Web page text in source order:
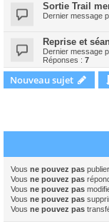
Sortie Trail
Dernier message
Reprise et
Dernier message
Réponses : 7
Nouveau sujet
Vous ne pouvez pas
Vous ne pouvez pas
Vous ne pouvez pas
Vous ne pouvez pas
Vous ne pouvez pas